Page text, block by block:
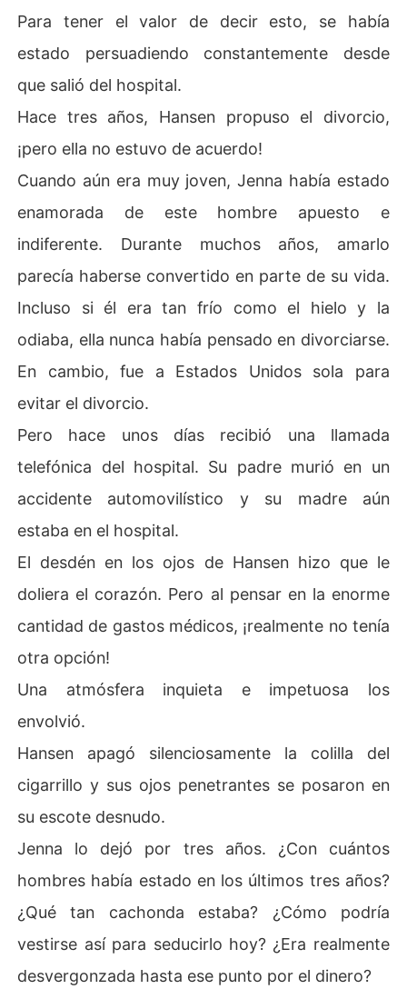
Para tener el valor de decir esto, se había
estado persuadiendo constantemente desde
que salió del hospital.
Hace tres años, Hansen propuso el divorcio,
¡pero ella no estuvo de acuerdo!
Cuando aún era muy joven, Jenna había estado
enamorada de este hombre apuesto e
indiferente. Durante muchos años, amarlo
parecía haberse convertido en parte de su vida.
Incluso si él era tan frío como el hielo y la
odiaba, ella nunca había pensado en divorciarse.
En cambio, fue a Estados Unidos sola para
evitar el divorcio.
Pero hace unos días recibió una llamada
telefónica del hospital. Su padre murió en un
accidente automovilístico y su madre aún
estaba en el hospital.
El desdén en los ojos de Hansen hizo que le
doliera el corazón. Pero al pensar en la enorme
cantidad de gastos médicos, ¡realmente no tenía
otra opción!
Una atmósfera inquieta e impetuosa los
envolvió.
Hansen apagó silenciosamente la colilla del
cigarrillo y sus ojos penetrantes se posaron en
su escote desnudo.
Jenna lo dejó por tres años. ¿Con cuántos
hombres había estado en los últimos tres años?
¿Qué tan cachonda estaba? ¿Cómo podría
vestirse así para seducirlo hoy? ¿Era realmente
desvergonzada hasta ese punto por el dinero?